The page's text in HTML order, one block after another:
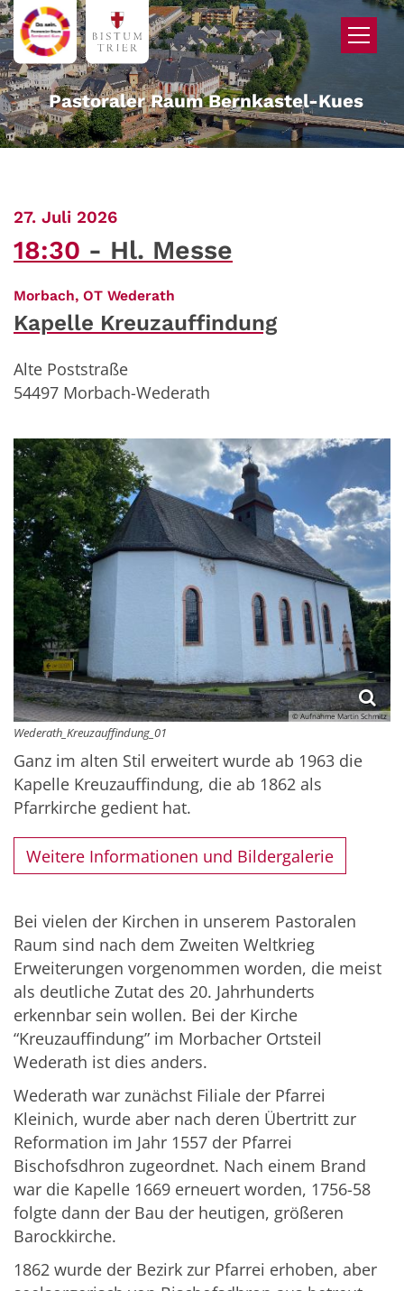
Zum Inhalt springen
Pastoraler Raum Bernkastel-Kues
27. Juli 2026:
18:30 Hl. Messe
Morbach, OT Wederath
Kapelle Kreuzauffindung
Alte Poststraße
54497 Morbach-Wederath
© Aufnahme Martin Schmitz
Wederath_Kreuzauffindung_01
Ganz im alten Stil erweitert wurde ab 1963 die
Kapelle Kreuzauffindung, die ab 1862 als
Pfarrkirche gedient hat.
Weitere Informationen und Bildergalerie
Bei vielen der Kirchen in unserem Pastoralen
Raum sind nach dem Zweiten Weltkrieg
Erweiterungen vorgenommen worden, die meist
als deutliche Zutat des 20. Jahrhunderts
erkennbar sein wollen. Bei der Kirche
“Kreuzauffindung” im Morbacher Ortsteil
Wederath ist dies anders.
Wederath war zunächst Filiale der Pfarrei
Kleinich, wurde aber nach deren Übertritt zur
Reformation im Jahr 1557 der Pfarrei
Bischofsdhron zugeordnet. Nach einem Brand
war die Kapelle 1669 erneuert worden, 1756-58
folgte dann der Bau der heutigen, größeren
Barockkirche.
1862 wurde der Bezirk zur Pfarrei erhoben, aber